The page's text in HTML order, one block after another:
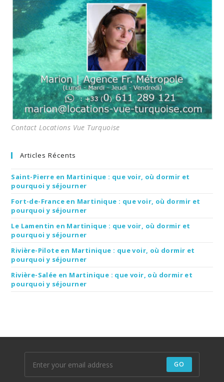
Contact Locations Vue Turquoise
Articles Récents
Saint-Pierre en Martinique : que voir, où dormir et
pourquoi y séjourner
Fort-de-France en Martinique : que voir, où dormir et
pourquoi y séjourner
Le Lamentin en Martinique : que voir, où dormir et
pourquoi y séjourner
Rivière-Pilote en Martinique : que voir, où dormir et
pourquoi y séjourner
Rivière-Salée en Martinique : que voir, où dormir et
pourquoi y séjourner
GO